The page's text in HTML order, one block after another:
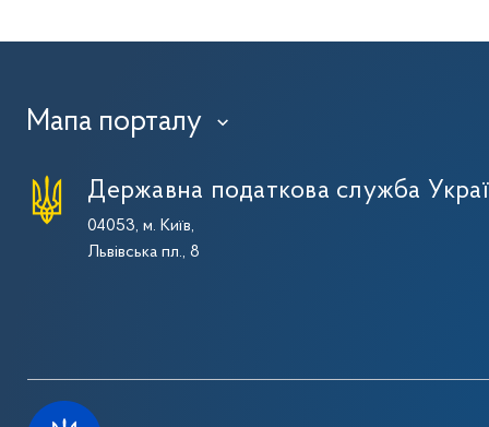
Мапа порталу ›
Державна податкова служба
04053, м. Київ,
Львівська пл., 8